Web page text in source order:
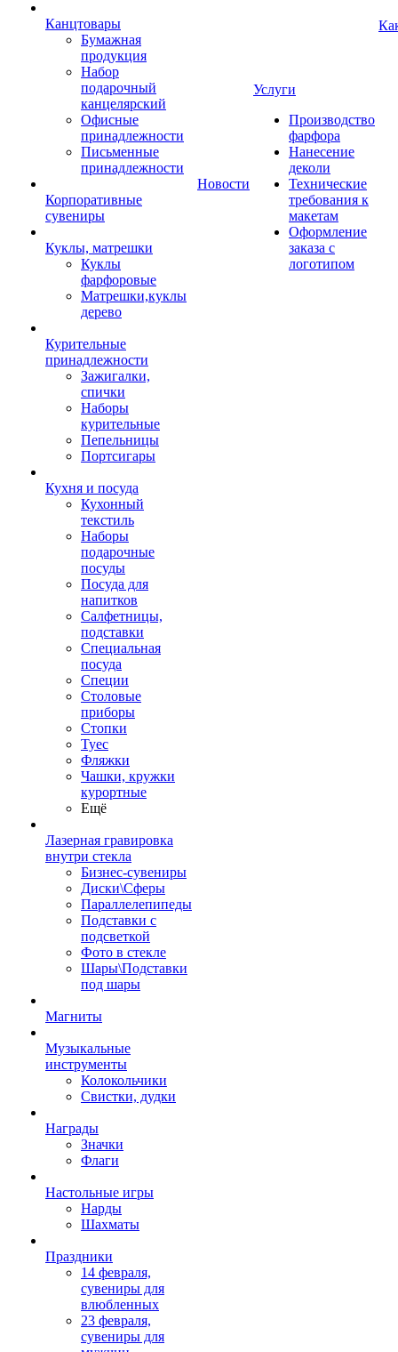
Канцтовары
Бумажная
продукция
Набор
подарочный
канцелярский
Офисные
принадлежности
Письменные
принадлежности
Корпоративные
сувениры
Куклы, матрешки
Куклы
фарфоровые
Матрешки,куклы
дерево
Курительные
принадлежности
Зажигалки,
спички
Наборы
курительные
Пепельницы
Портсигары
Кухня и посуда
Кухонный
текстиль
Наборы
подарочные
посуды
Посуда для
напитков
Салфетницы,
подставки
Специальная
посуда
Специи
Столовые
приборы
Стопки
Туес
Фляжки
Чашки, кружки
курортные
Ещё
Лазерная гравировка
внутри стекла
Бизнес-сувениры
Диски\Сферы
Параллелепипеды
Подставки с
подсветкой
Фото в стекле
Шары\Подставки
под шары
Магниты
Музыкальные
инструменты
Колокольчики
Свистки, дудки
Награды
Значки
Флаги
Настольные игры
Нарды
Шахматы
Праздники
14 февраля,
сувениры для
влюбленных
23 февраля,
сувениры для
Новости
Услуги
Производство
фарфора
Нанесение
деколи
Технические
требования к
макетам
Оформление
заказа с
логотипом